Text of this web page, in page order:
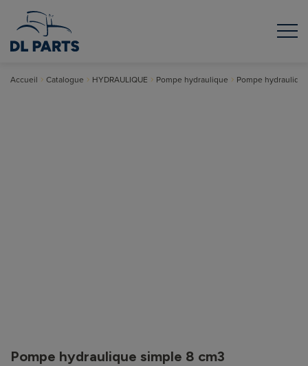
Accueil Catalogue HYDRAULIQUE Pompe hydraulique Pompe
Pompe hydraulique simple 8 cm3